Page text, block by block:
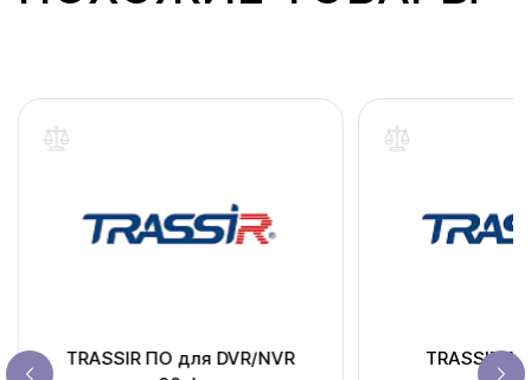
TRASSIR ПО для DVR/NVR
TRASSIR